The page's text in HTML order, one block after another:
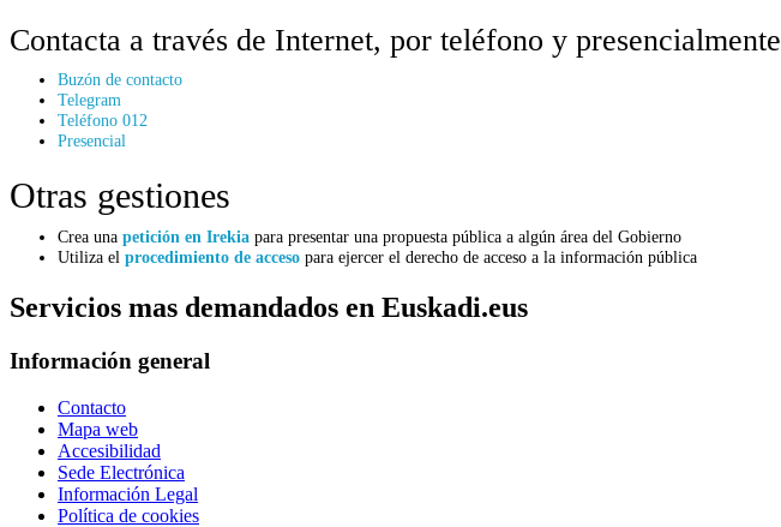
Contacta a través de Internet, por teléfono y presencialmente
Buzón de contacto
Telegram
Teléfono 012
Presencial
Otras gestiones
Crea una petición en Irekia para presentar una propuesta pública a algún área del Gobierno
Utiliza el procedimiento de acceso para ejercer el derecho de acceso a la información pública
Servicios mas demandados en Euskadi.eus
Información general
Contacto
Mapa web
Accesibilidad
Sede Electrónica
Información Legal
Política de cookies